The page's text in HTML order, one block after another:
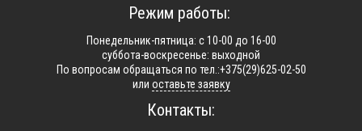
Режим работы:
Понедельник-пятница: с 10-00 до 16-00
суббота-воскресенье: выходной
По вопросам обращаться по тел.:+375(29)625-02-50
или оставьте заявку
Контакты: